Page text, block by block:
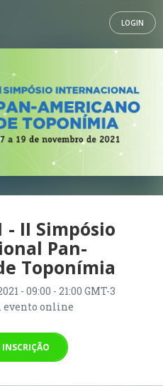
LOGIN
- II Simpósio
Pan-
Toponímia
- 09:00 - 21:00 GMT-3
evento online